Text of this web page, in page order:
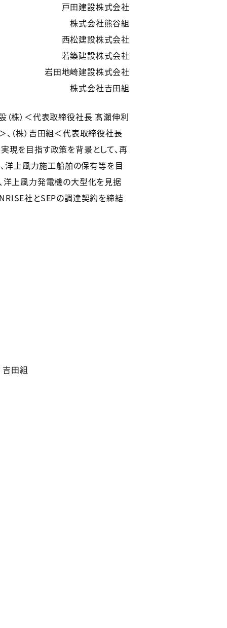
戸田建設株式会社
株式会社熊谷組
西松建設株式会社
若築建設株式会社
岩田地崎建設株式会社
株式会社吉田組
（株）＜代表取締役社長 髙瀨伸利
（株）吉田組＜代表取締役社長
現を目指す政策を背景として、再
洋上風力施工船舶の保有等を目
洋上風力発電機の大型化を見据
社とSEPの調達契約を締結
吉田組